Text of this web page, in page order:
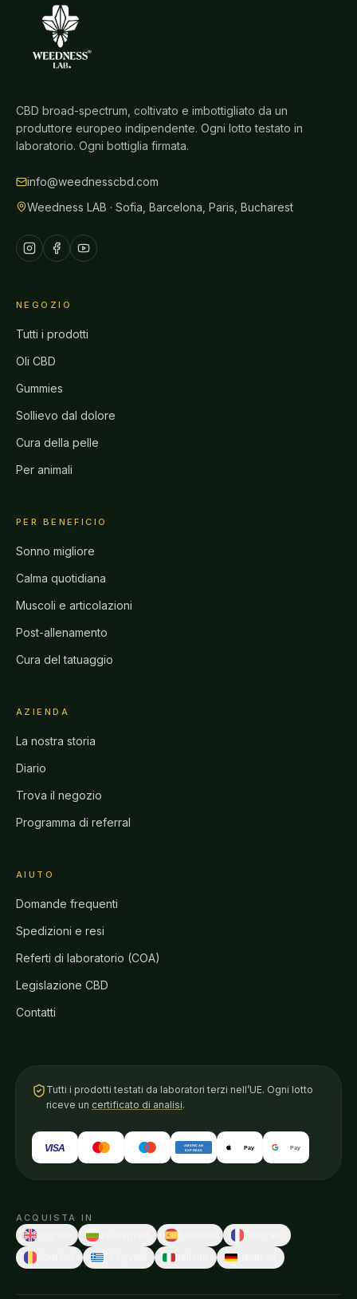
CBD broad-spectrum, coltivato e imbottigliato da un
produttore europeo indipendente. Ogni lotto testato in
laboratorio. Ogni bottiglia firmata.
info@weednesscbd.com
Weedness LAB · Sofia, Barcelona, Paris, Bucharest
NEGOZIO
Tutti i prodotti
Oli CBD
Gummies
Sollievo dal dolore
Cura della pelle
Per animali
PER BENEFICIO
Sonno migliore
Calma quotidiana
Muscoli e articolazioni
Post-allenamento
Cura del tatuaggio
AZIENDA
La nostra storia
Diario
Trova il negozio
Programma di referral
AIUTO
Domande frequenti
Spedizioni e resi
Referti di laboratorio (COA)
Legislazione CBD
Contatti
Tutti i prodotti testati da laboratori terzi nell’UE. Ogni lotto
riceve un certificato di analisi.
VISA AMERICAN
EXPRESS Pay Pay
ACQUISTA IN